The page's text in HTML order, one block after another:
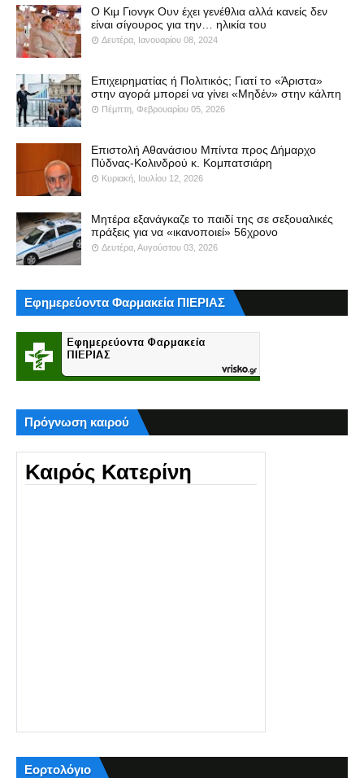
Ο Κιμ Γιονγκ Ουν έχει γενέθλια αλλά κανείς δεν
είναι σίγουρος για την… ηλικία του
Δευτέρα, Ιανουαρίου 08, 2024
Επιχειρηματίας ή Πολιτικός; Γιατί το «Άριστα»
στην αγορά μπορεί να γίνει «Μηδέν» στην κάλπη
Πέμπτη, Φεβρουαρίου 05, 2026
Επιστολή Αθανάσιου Μπίντα προς Δήμαρχο
Πύδνας-Κολινδρού κ. Κομπατσιάρη
Κυριακή, Ιουλίου 12, 2026
Μητέρα εξανάγκαζε το παιδί της σε σεξουαλικές
πράξεις για να «ικανοποιεί» 56χρονο
Δευτέρα, Αυγούστου 03, 2026
Εφημερεύοντα Φαρμακεία ΠΙΕΡΙΑΣ
Πρόγνωση καιρού
Καιρός Κατερίνη
Εορτολόγιο